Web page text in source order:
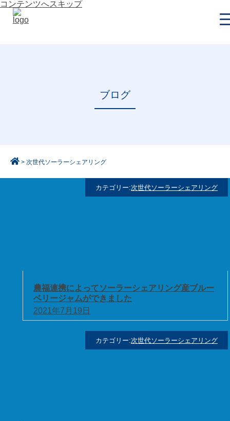
コンテンツへスキップ
ブログ
> 次世代ソーラーシェアリング
カテゴリー:次世代ソーラーシェアリング
農福連携によってソーラーシェアリング産ブルー
ベリージャムができました
2021年7月19日
カテゴリー:次世代ソーラーシェアリング